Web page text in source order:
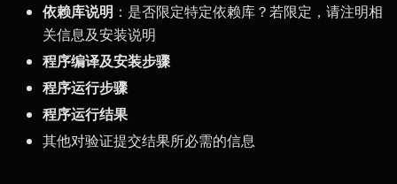
依赖库说明 ：是否限定特定依赖库？若限定，请注明相
关信息及安装说明
程序编译及安装步骤
程序运行步骤
程序运行结果
其他对验证提交结果所必需的信息